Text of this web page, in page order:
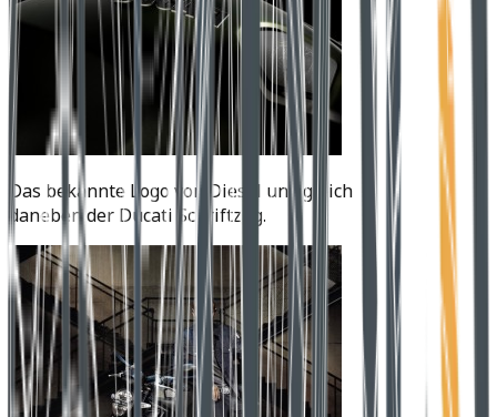
Das bekannte Logo von Diesel und gleich
daneben der Ducati Schriftzug.